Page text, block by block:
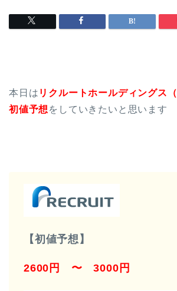
本日は リクルートホールディングス
初値予想 をしていきたいと思います
【初値予想】
2600円 〜 3000円